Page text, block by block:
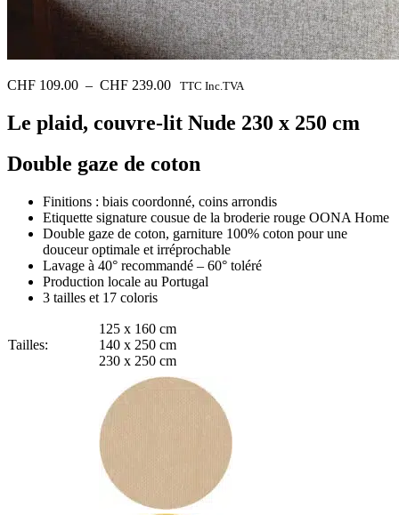
CHF 109.00 – CHF 239.00Plage
prix :
CHF 109.00
CHF 239.00
TTC Inc.TVA
Le plaid, couvre-lit Nude 230 x 250 cm
Double gaze de coton
Finitions : biais coordonné, coins arrondis
Etiquette signature cousue de la broderie rouge OONA Home
Double gaze de coton, garniture 100% coton pour une
douceur optimale et irréprochable
Lavage à 40° recommandé – 60° toléré
Production locale au Portugal
3 tailles et 17 coloris
Tailles:
125 x 160 cm
140 x 250 cm
230 x 250 cm